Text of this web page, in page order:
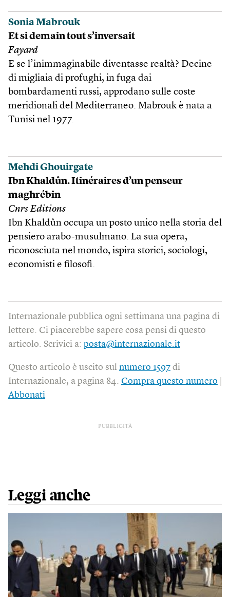
Sonia Mabrouk
Et si demain tout s’inversait
Fayard
E se l’inimmaginabile diventasse realtà? Decine
di migliaia di profughi, in fuga dai
bombardamenti russi, approdano sulle coste
meridionali del Mediterraneo. Mabrouk è nata a
Tunisi nel 1977.
Mehdi Ghouirgate
Ibn Khaldûn. Itinéraires d’un penseur
maghrébin
Cnrs Editions
Ibn Khaldûn occupa un posto unico nella storia del
pensiero arabo-musulmano. La sua opera,
riconosciuta nel mondo, ispira storici, sociologi,
economisti e filosofi.
Internazionale pubblica ogni settimana una pagina di
lettere. Ci piacerebbe sapere cosa pensi di questo
articolo. Scrivici a: posta@internazionale.it
Questo articolo è uscito sul numero 1597 di
Internazionale, a pagina 84. Compra questo numero
Abbonati
PUBBLICITÀ
Leggi anche